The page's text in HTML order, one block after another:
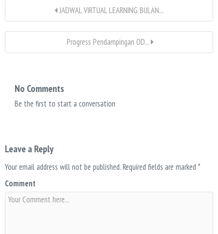
JADWAL VIRTUAL LEARNING BULAN...
Progress Pendampingan OD...
No Comments
Be the first to start a conversation
Leave a Reply
Your email address will not be published.Required fields are marked *
Comment